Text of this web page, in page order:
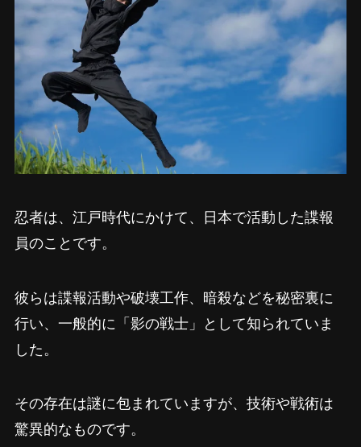
忍者は、江戸時代にかけて、日本で活動した諜報
員のことです。
彼らは諜報活動や破壊工作、暗殺などを秘密裏に
行い、一般的に「影の戦士」として知られていま
した。
その存在は謎に包まれていますが、技術や戦術は
驚異的なものです。